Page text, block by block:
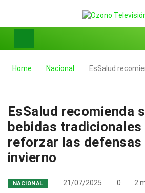
Home Nacional EsSalud
EsSalud recomienda
bebidas tradicionales
reforzar las defensas
invierno
NACIONAL 21/07/2025 0 2